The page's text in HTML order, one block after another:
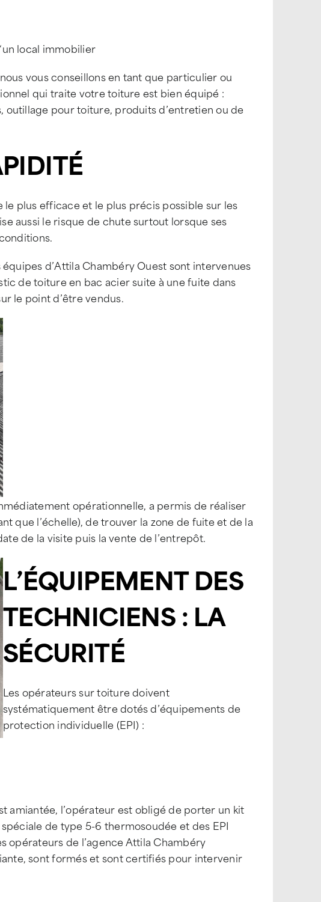
local immobilier
vous conseillons en tant que particulier ou
qui traite votre toiture est bien équipé :
pour toiture, produits d’entretien ou de
plus efficace et le plus précis possible sur les
aussi le risque de chute surtout lorsque ses
d’Attila Chambéry Ouest sont intervenues
de toiture en bac acier suite à une fuite dans
le point d’être vendus.
opérationnelle, a permis de réaliser
que l’échelle), de trouver la zone de fuite et de la
de la visite puis la vente de l’entrepôt.
L’ÉQUIPEMENT DES
TECHNICIENS : LA
SÉCURITÉ
Les opérateurs sur toiture doivent
systématiquement être dotés d’équipements de
protection individuelle (EPI) :
amiantée, l’opérateur est obligé de porter un kit
de type 5-6 thermosoudée et des EPI
opérateurs de l’agence Attila Chambéry
sont formés et sont certifiés pour intervenir